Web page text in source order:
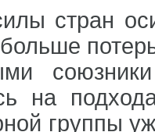
стран
на
группы